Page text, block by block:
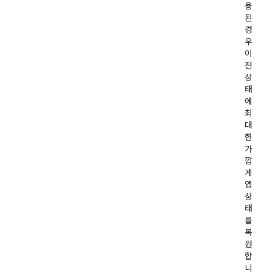
용
된
경
우
이
전
상
태
에
최
대
한
가
깝
게
앱
상
태
를
복
원
합
니